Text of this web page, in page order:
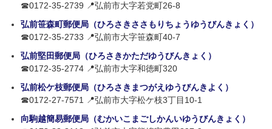
☎0172-35-2739 📍弘前市大字若党町26-8
弘前笹森町郵便局（ひろさきささもりちょうゆうびんきょく）
☎0172-35-2733 📍弘前市大字笹森町40-7
弘前堅田郵便局（ひろさきかただゆうびんきょく）
☎0172-35-2774 📍弘前市大字和徳町320
弘前松ケ枝郵便局（ひろさきまつがえゆうびんきよく）
☎0172-27-7571 📍弘前市大字松ケ枝3丁目10-1
向駒越簡易郵便局（むかいこまごしかんいゆうびんきょく）